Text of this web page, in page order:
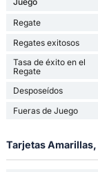
Regate
Regates exitosos
Tasa de éxito en el
Regate
Desposeídos
Fueras de Juego
Tarjetas Amarillas,